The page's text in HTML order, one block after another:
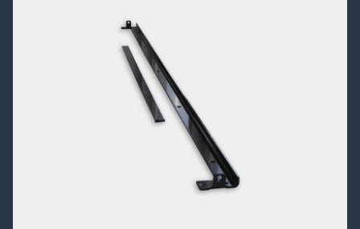
Jag har läst och accepterar Airmasters
marknadsföring och integritet